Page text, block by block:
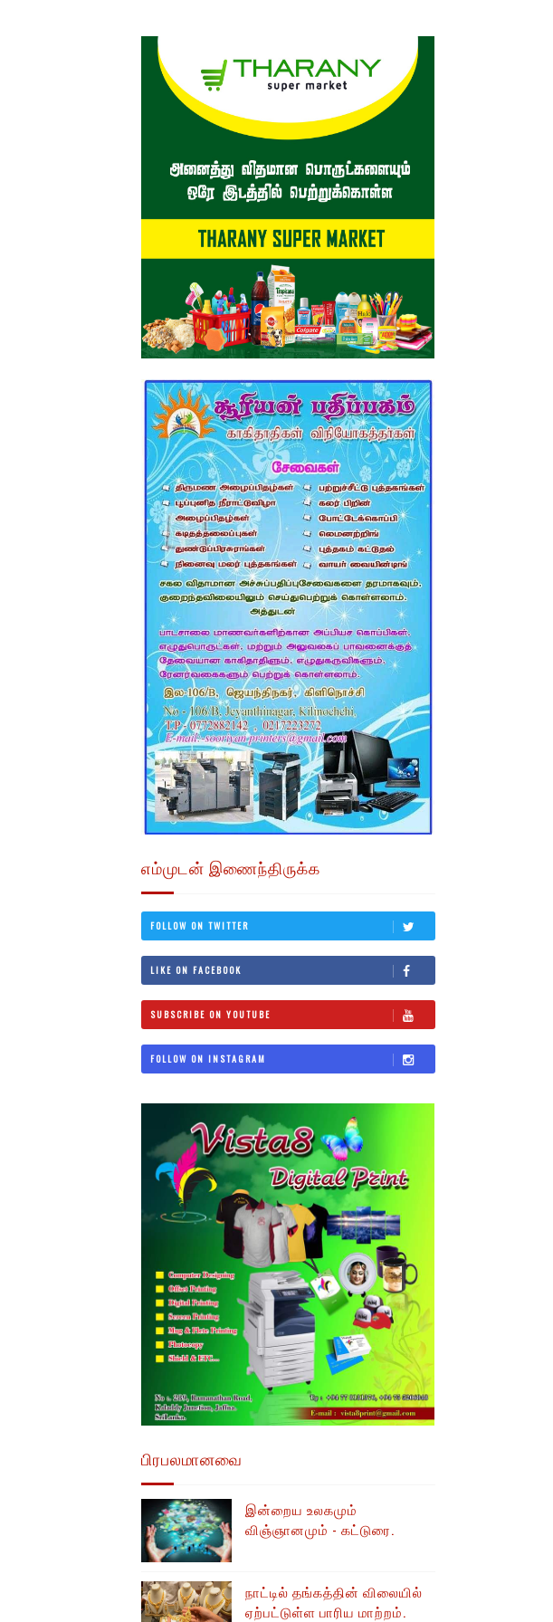
எம்முடன் இணைந்திருக்க
FOLLOW ON TWITTER
LIKE ON FACEBOOK
SUBSCRIBE ON YOUTUBE
FOLLOW ON INSTAGRAM
பிரபலமானவை
இன்றைய உலகமும்
விஞ்ஞானமும் - கட்டுரை.
நாட்டில் தங்கத்தின் விலையில்
ஏற்பட்டுள்ள பாரிய மாற்றம்.